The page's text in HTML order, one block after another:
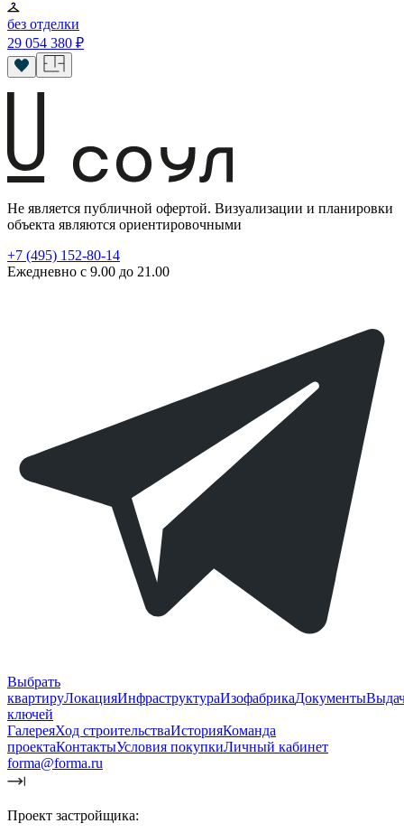
без отделки
29 054 380 ₽
Не является публичной офертой. Визуализации и планировки
объекта являются ориентировочными
+7 (495) 152-80-14
Ежедневно с 9.00 до 21.00
Выбрать
квартируЛокацияИнфраструктураИзофабрикаДокументы
ключей
ГалереяХод строительстваИсторияКоманда
проектаКонтактыУсловия покупкиЛичный кабинет
forma@forma.ru
Проект застройщика: